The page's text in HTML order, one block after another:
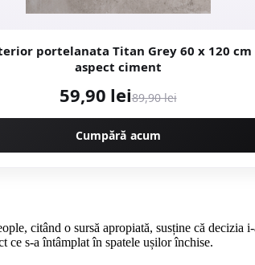
Titan Grey 60 x 120 cm mata rectificata
aspect ciment
59,90 lei89,90 lei
Cumpără acum
citând o sursă apropiată, susține că
ce s-a întâmplat în spatele ușilor închise.